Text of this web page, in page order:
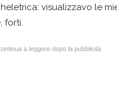
visualizzavo le
forti.
a leggere dopo la pubblicità